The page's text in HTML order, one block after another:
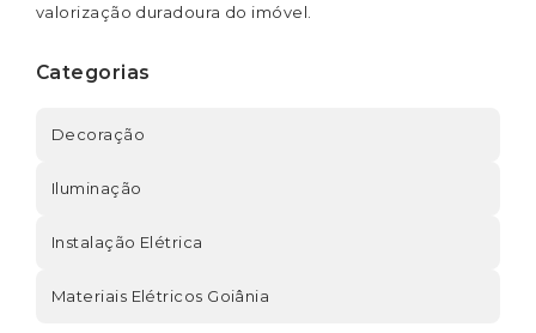
Categorias
Decoração
Iluminação
Instalação Elétrica
Materiais Elétricos Goiânia
valorização duradoura do imóvel.